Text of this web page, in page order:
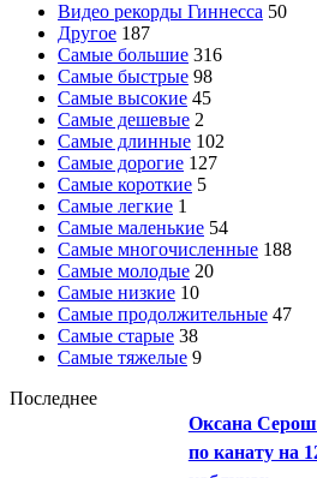
Видео рекорды Гиннесса 50
Другое 187
Самые большие 316
Самые быстрые 98
Самые высокие 45
Самые дешевые 2
Самые длинные 102
Самые дорогие 127
Самые короткие 5
Самые легкие 1
Самые маленькие 54
Самые многочисленные 188
Самые молодые 20
Самые низкие 10
Самые продолжительные 47
Самые старые 38
Самые тяжелые 9
Последнее
Оксана
по канату на